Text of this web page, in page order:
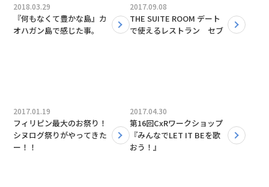
2018.03.29
『何もなくて豊かな島』カ
オハガン島で感じた事。
2017.09.08
THE SUITE ROOM デート
で使えるレストラン セブ
2017.01.19
フィリピン最大のお祭り！
シヌログ祭りがやってきた
ー！！
2017.04.30
第16回CxRワークショップ
『みんなでLET IT BEを歌
おう！』